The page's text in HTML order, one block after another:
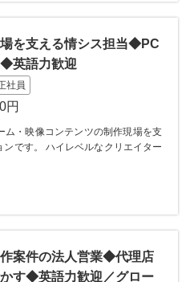
場を支える情シス担当◆PC
◆英語力歓迎
社員
円
ム・映像コンテンツの制作現場を支
です。 ハイレベルなクリエイター
作案件の法人営業◆代理店
す◆英語力歓迎／グロー